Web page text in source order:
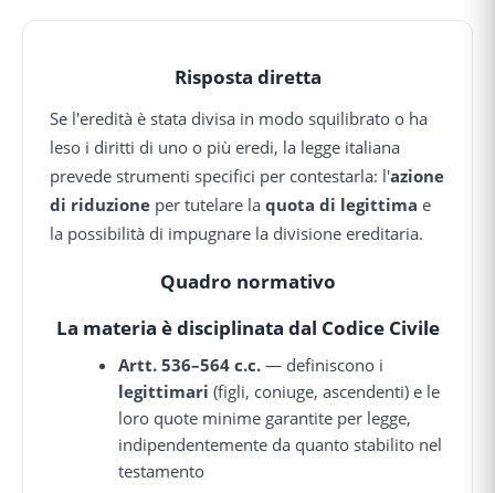
Risposta diretta
Se l'eredità è stata divisa in modo squilibrato o ha
leso i diritti di uno o più eredi, la legge italiana
prevede strumenti specifici per contestarla: l'azione
di riduzione per tutelare la quota di legittima e
la possibilità di impugnare la divisione ereditaria.
Quadro normativo
La materia è disciplinata dal Codice Civile
Artt. 536–564 c.c. — definiscono i
legittimari (figli, coniuge, ascendenti) e le
loro quote minime garantite per legge,
indipendentemente da quanto stabilito nel
testamento